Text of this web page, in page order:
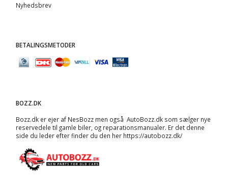
Nyhedsbrev
BETALINGSMETODER
BOZZ.DK
Bozz.dk er ejer af NesBozz men også AutoBozz.dk som sælger nye
reservedele til gamle biler, og reparationsmanualer. Er det denne
side du leder efter finder du den her https://autobozz.dk/